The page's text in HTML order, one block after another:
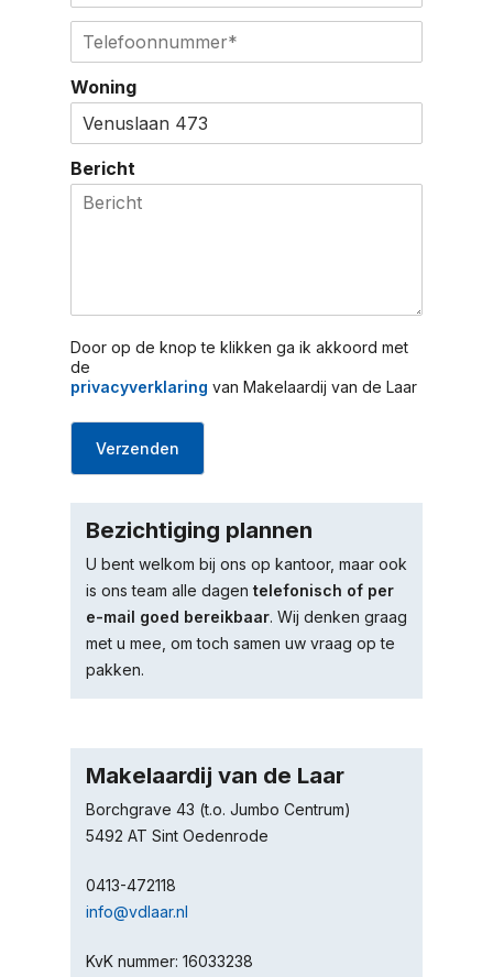
o
g
s
e
e
a
m
m
i
l
*
e
o
o
n
r
*
Woning
Bericht
Door op de knop te klikken ga ik akkoord met
de
privacyverklaring van Makelaardij van de Laar
Verzenden
Bezichtiging plannen
U bent welkom bij ons op kantoor, maar ook
is ons team alle dagen telefonisch of per
e-mail goed bereikbaar. Wij denken graag
met u mee, om toch samen uw vraag op te
pakken.
Makelaardij van de Laar
Borchgrave 43 (t.o. Jumbo Centrum)
5492 AT Sint Oedenrode
0413-472118
info@vdlaar.nl
KvK nummer: 16033238